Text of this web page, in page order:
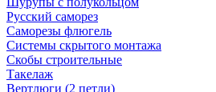
Русский саморез
Саморезы флюгель
Системы скрытого монтажа
Скобы строительные
Такелаж
Вертлюги (2 петли)